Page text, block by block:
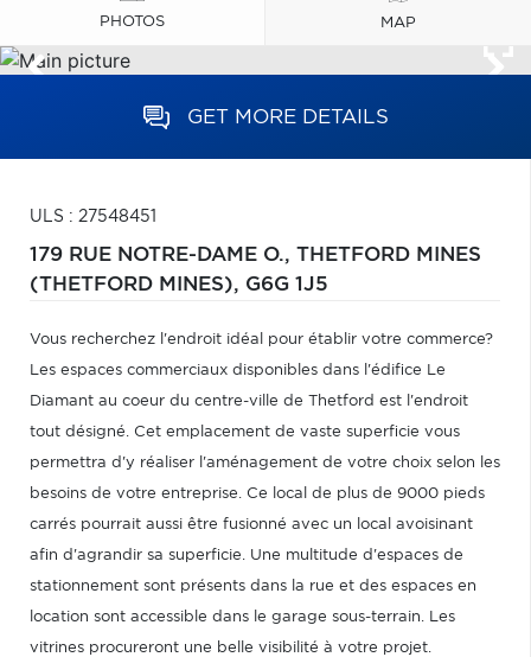
PHOTOS MAP
GET MORE DETAILS
ULS : 27548451
179 RUE NOTRE-DAME O., THETFORD MINES
(THETFORD MINES), G6G 1J5
Vous recherchez l'endroit idéal pour établir votre commerce?
Les espaces commerciaux disponibles dans l'édifice Le
Diamant au coeur du centre-ville de Thetford est l'endroit
tout désigné. Cet emplacement de vaste superficie vous
permettra d'y réaliser l'aménagement de votre choix selon les
besoins de votre entreprise. Ce local de plus de 9000 pieds
carrés pourrait aussi être fusionné avec un local avoisinant
afin d'agrandir sa superficie. Une multitude d'espaces de
stationnement sont présents dans la rue et des espaces en
location sont accessible dans le garage sous-terrain. Les
vitrines procureront une belle visibilité à votre projet.